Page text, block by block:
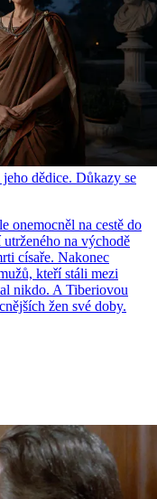
dědice. Důkazy se
onemocněl na cestě do
na východě
císaře. Nakonec
kteří stáli mezi
nikdo. A Tiberiovou
žen své doby.